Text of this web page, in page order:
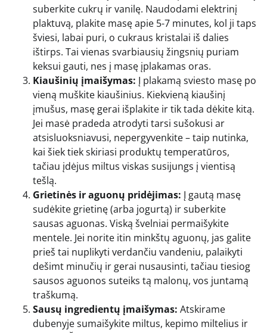
suberkite cukrų ir vanilę. Naudodami elektrinį
plaktuvą, plakite masę apie 5-7 minutes, kol ji taps
šviesi, labai puri, o cukraus kristalai iš dalies
ištirps. Tai vienas svarbiausių žingsnių puriam
keksui gauti, nes į masę įplakamas oras.
Kiaušinių įmaišymas: Į plakamą sviesto masę po
vieną muškite kiaušinius. Kiekvieną kiaušinį
įmušus, masę gerai išplakite ir tik tada dėkite kitą.
Jei masė pradeda atrodyti tarsi sušokusi ar
atsisluoksniavusi, nepergyvenkite – taip nutinka,
kai šiek tiek skiriasi produktų temperatūros,
tačiau įdėjus miltus viskas susijungs į vientisą
tešlą.
Grietinės ir aguonų pridėjimas: Į gautą masę
sudėkite grietinę (arba jogurtą) ir suberkite
sausas aguonas. Viską švelniai permaišykite
mentele. Jei norite itin minkštų aguonų, jas galite
prieš tai nuplikyti verdančiu vandeniu, palaikyti
dešimt minučių ir gerai nusausinti, tačiau tiesiog
sausos aguonos suteiks tą malonų, vos juntamą
traškumą.
Sausų ingredientų įmaišymas: Atskirame
dubenyje sumaišykite miltus, kepimo miltelius ir